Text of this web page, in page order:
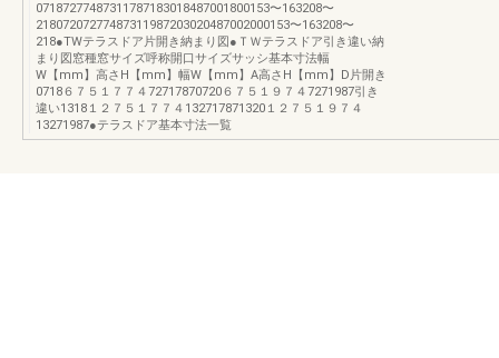
07187277487311787183018487001800153〜163208〜
21807207277487311987203020487002000153〜163208〜
218●TWテラスドア片開き納まり図●ＴＷテラスドア引き違い納
まり図窓種窓サイズ呼称開口サイズサッシ基本寸法幅
W【mm】高さH【mm】幅W【mm】A高さH【mm】D片開き
0718６７５１７７４72717870720６７５１９７４7271987引き
違い1318１２７５１７７４132717871320１２７５１９７４
13271987●テラスドア基本寸法一覧